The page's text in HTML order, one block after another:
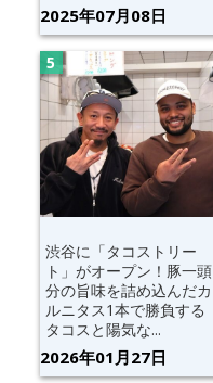
2025年07月08日
渋谷に「タコストリー
ト」がオープン！豚一頭
分の旨味を詰め込んだカ
ルニタス1本で勝負する
タコスと陽気な...
2026年01月27日